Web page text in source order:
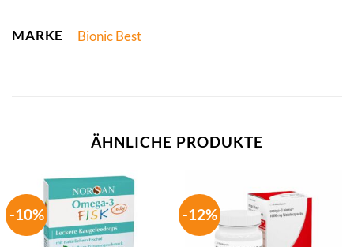
MARKE Bionic Best
ÄHNLICHE PRODUKTE
-10% -12%